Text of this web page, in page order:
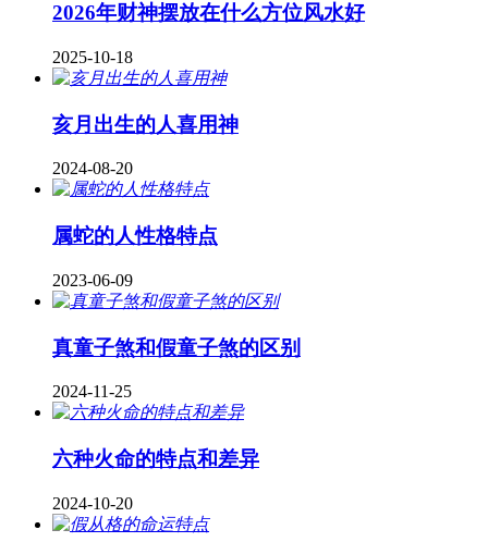
2026年财神摆放在什么方位风水好
2025-10-18
亥月出生的人喜用神
2024-08-20
属蛇的人性格特点
2023-06-09
真童子煞和假童子煞的区别
2024-11-25
六种火命的特点和差异
2024-10-20